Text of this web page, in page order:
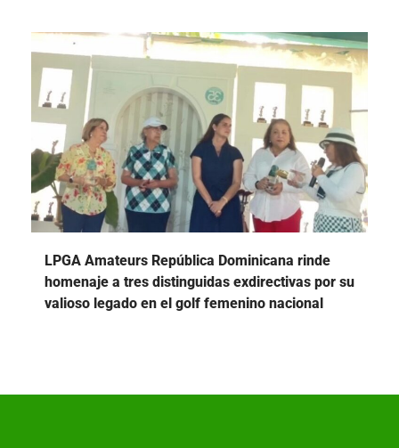
LPGA Amateurs República Dominicana rinde
homenaje a tres distinguidas exdirectivas por su
valioso legado en el golf femenino nacional